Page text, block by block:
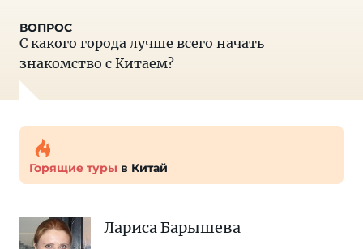
С какого города лучше всего начать
знакомство с Китаем?
Горящие туры в Китай
Лариса Барышева